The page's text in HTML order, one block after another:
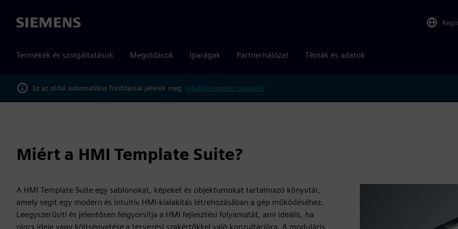
Siemens
Termékek és szolgáltatások Megoldások Iparágak Partnerhálózat Témák és adatok
Ez az oldal automatikus fordítással jelenik meg. Inkább megnézi angolul?
Miért a HMI Template Suite?
A HMI Template Suite egy sablonokat, képeket és objektumokat tartalmazó könyvtár,
amely segít egy modern és intuitív HMI-kialakítás létrehozásában a gép működéséhez.
Leegyszerűsíti és jelentősen felgyorsítja a HMI fejlesztési folyamatát, ami ideális, ha
nincs ideje vagy költségvetése a tervezési szakértőkkel való konzultációra. A moduláris